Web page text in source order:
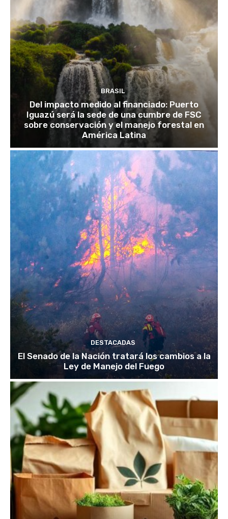
BRASIL
Del impacto medido al financiado: Puerto
Iguazú será la sede de una cumbre de FSC
sobre conservación y el manejo forestal en
América Latina
DESTACADAS
El Senado de la Nación tratará los cambios a la
Ley de Manejo del Fuego